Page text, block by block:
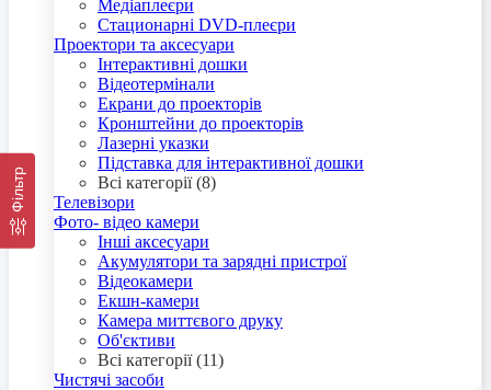
Медіаплеєри
Стационарні DVD-плеєри
Проектори та аксесуари
Інтерактивні дошки
Відеотермінали
Екрани до проекторів
Кронштейни до проекторів
Лазерні указки
Підставка для інтерактивної дошки
Всі категорії (8)
Телевізори
Фото- відео камери
Інші аксесуари
Акумулятори та зарядні пристрої
Відеокамери
Екшн-камери
Камера миттєвого друку
Об'єктиви
Всі категорії (11)
Чистячі засоби
Фільтр